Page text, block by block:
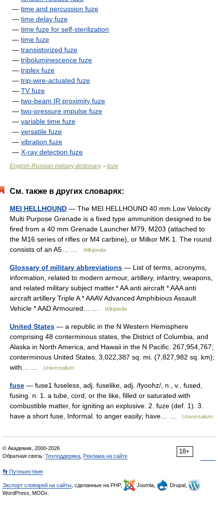
— time and percussion fuze
— time delay fuze
— time fuze for self-sterilization
— time fuze
— transistorized fuze
— triboluminescence fuze
— triplex fuze
— trip-wire-actuated fuze
— TV fuze
— two-beam IR proximity fuze
— two-pressure impulse fuze
— variable time fuze
— versatile fuze
— vibration fuze
— X-ray detection fuze
English-Russian military dictionary> fuze
См. также в других словарях:
MEI HELLHOUND — The MEI HELLHOUND 40 mm Low Velocity
Multi Purpose Grenade is a fixed type ammunition designed to be
fired from a 40 mm Grenade Launcher M79, M203 (attached to
the M16 series of rifles or M4 carbine), or Milkor MK 1. The round
consists of an A5… …
Wikipedia
Glossary of military abbreviations — List of terms, acronyms,
information, related to modern armour, artillery, infantry, weapons,
and related military subject matter.* AA anti aircraft * AAA anti
aircraft artillery Triple A * AAAV Advanced Amphibious Assault
Vehicle * AAD Armoured… …
Wikipedia
United States — a republic in the N Western Hemisphere
comprising 48 conterminous states, the District of Columbia, and
Alaska in North America, and Hawaii in the N Pacific. 267,954,767;
conterminous United States, 3,022,387 sq. mi. (7,827,982 sq. km);
with… …
Universalium
fuse — fuse1 fuseless, adj. fuselike, adj. /fyoohz/, n., v., fused,
fusing. n. 1. a tube, cord, or the like, filled or saturated with
combustible matter, for igniting an explosive. 2. fuze (def. 1). 3.
have a short fuse, Informal. to anger easily; have… …
Universalium
18+
© Академик, 2000-2026
Обратная связь: Техподдержка Реклама на сайте
👣 Путешествия
Экспорт словарей на сайты , сделанные на PHP, Joomla,
Drupal,
WordPress, MODx.